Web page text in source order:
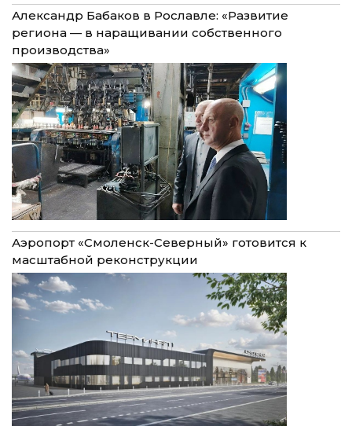
Александр Бабаков в Рославле: «Развитие
региона — в наращивании собственного
производства»
Аэропорт «Смоленск-Северный» готовится к
масштабной реконструкции